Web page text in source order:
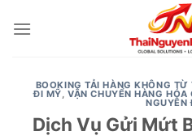
BOOKING TẢI HÀNG KHÔNG TỪ
ĐI MỸ,VẬN CHUYỂN HÀNG HÓA
NGUYÊN
Dịch Vụ Gửi Mứt